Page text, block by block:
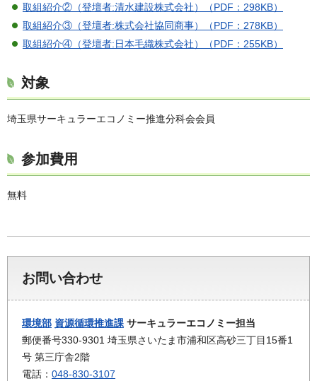
取組紹介②（登壇者:清水建設株式会社）（PDF：298KB）
取組紹介③（登壇者:株式会社協同商事）（PDF：278KB）
取組紹介④（登壇者:日本毛織株式会社）（PDF：255KB）
対象
埼玉県サーキュラーエコノミー推進分科会会員
参加費用
無料
お問い合わせ
環境部 資源循環推進課 サーキュラーエコノミー担当
郵便番号330-9301 埼玉県さいたま市浦和区高砂三丁目15番1
号 第三庁舎2階
電話： 048-830-3107